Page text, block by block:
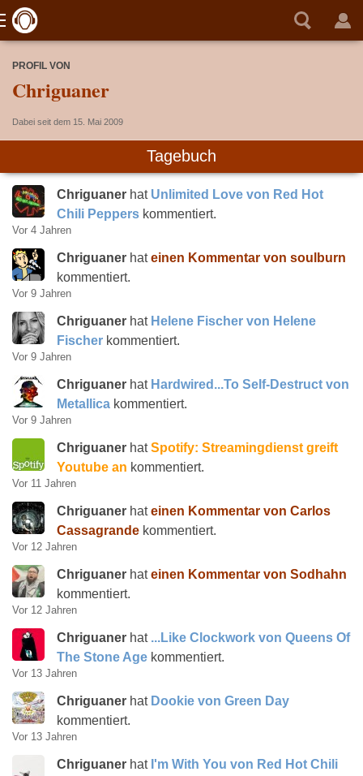
PROFIL VON
Chriguaner
Dabei seit dem 15. Mai 2009
Tagebuch
Chriguaner hat Unlimited Love von Red Hot
Chili Peppers kommentiert.
Vor 4 Jahren
Chriguaner hateinen Kommentar von soulburn
kommentiert.
Vor 9 Jahren
Chriguaner hat Helene Fischer von Helene
Fischer kommentiert.
Vor 9 Jahren
Chriguaner hat Hardwired...To Self-Destruct von
Metallica kommentiert.
Vor 9 Jahren
Chriguaner hatSpotify: Streamingdienst greift
Youtube an kommentiert.
Vor 11 Jahren
Chriguaner hateinen Kommentar von Carlos
Cassagrande kommentiert.
Vor 12 Jahren
Chriguaner hateinen Kommentar von Sodhahn
kommentiert.
Vor 12 Jahren
Chriguaner hat ...Like Clockwork von Queens Of
The Stone Age kommentiert.
Vor 13 Jahren
Chriguaner hat Dookie von Green Day
kommentiert.
Vor 13 Jahren
Chriguaner hat I'm With You von Red Hot Chili